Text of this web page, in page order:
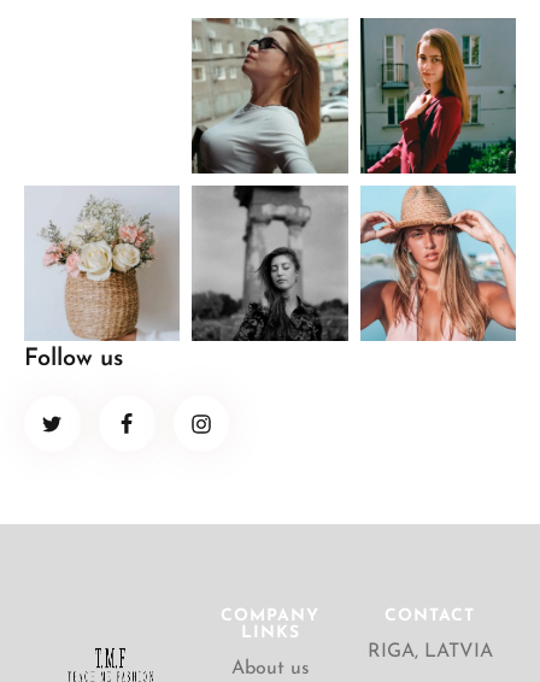
Follow us
COMPANY
LINKS
About us
CONTACT
RIGA, LATVIA